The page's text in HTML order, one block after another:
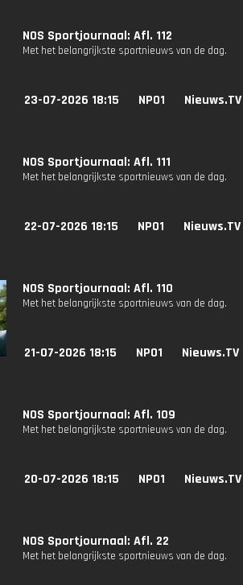
NOS Sportjournaal: Afl. 112
Met het belangrijkste sportnieuws van de dag.
23-07-2026 18:15 NPO1 Nieuws.TV
NOS Sportjournaal: Afl. 111
Met het belangrijkste sportnieuws van de dag.
22-07-2026 18:15 NPO1 Nieuws.TV
NOS Sportjournaal: Afl. 110
Met het belangrijkste sportnieuws van de dag.
21-07-2026 18:15 NPO1 Nieuws.TV
NOS Sportjournaal: Afl. 109
Met het belangrijkste sportnieuws van de dag.
20-07-2026 18:15 NPO1 Nieuws.TV
NOS Sportjournaal: Afl. 22
Met het belangrijkste sportnieuws van de dag.